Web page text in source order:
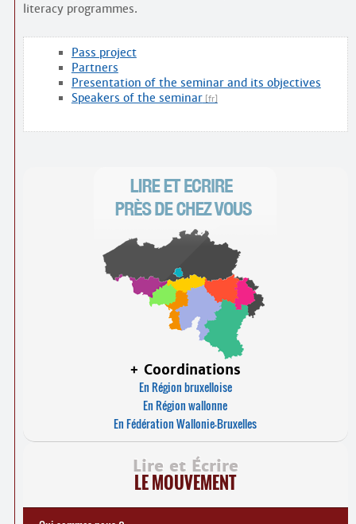
literacy programmes.
Pass project
Partners
Presentation of the seminar and its objectives
Speakers of the seminar
+ Coordinations
En Région bruxelloise
En Région wallonne
En Fédération Wallonie-Bruxelles
Lire et Écrire
LE MOUVEMENT